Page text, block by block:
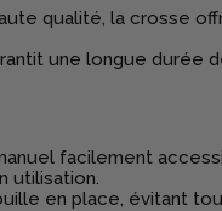
qualité, la crosse
une longue durée
facilement
utilisation.
en place, évitant